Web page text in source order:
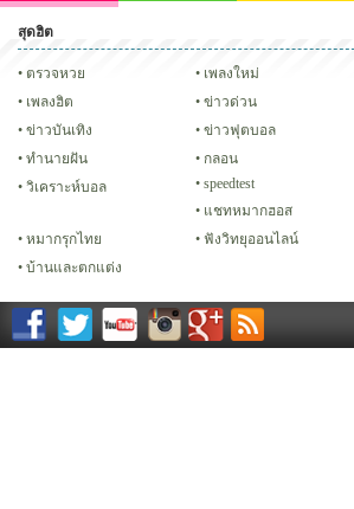
คลิป ภาพ ปฏิทิน 2556
Glitter
สุดฮิต
ตรวจหวย
เพลงใหม่
เพลงฮิต
ข่าวด่วน
ข่าวบันเทิง
ข่าวฟุตบอล
ทํานายฝัน
กลอน
วิเคราะห์บอล
speedtest
แชทหมากฮอส
หมากรุกไทย
ฟังวิทยุออนไลน์
บ้านและตกแต่ง